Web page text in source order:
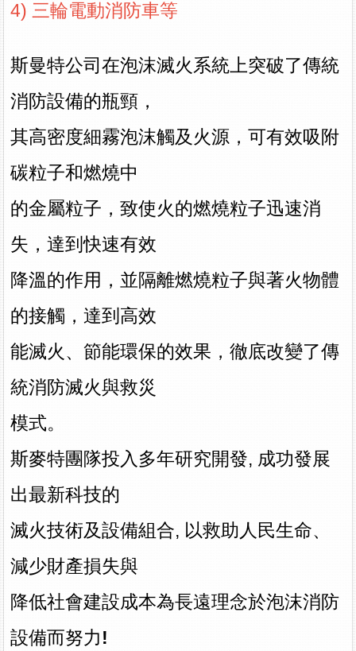
4) 三輪電動消防車等
斯曼特公司在泡沫滅火系統上突破了傳統
消防設備的瓶頸，
其高密度細霧泡沫觸及火源，可有效吸附
碳粒子和燃燒中
的金屬粒子，致使火的燃燒粒子迅速消
失，達到快速有效
降溫的作用，並隔離燃燒粒子與著火物體
的接觸，達到高效
能滅火、節能環保的效果，徹底改變了傳
統消防滅火與救災
模式。
斯麥特團隊投入多年研究開發, 成功發展
出最新科技的
滅火技術及設備組合, 以救助人民生命、
減少財產損失與
降低社會建設成本為長遠理念於泡沫消防
設備而努力!